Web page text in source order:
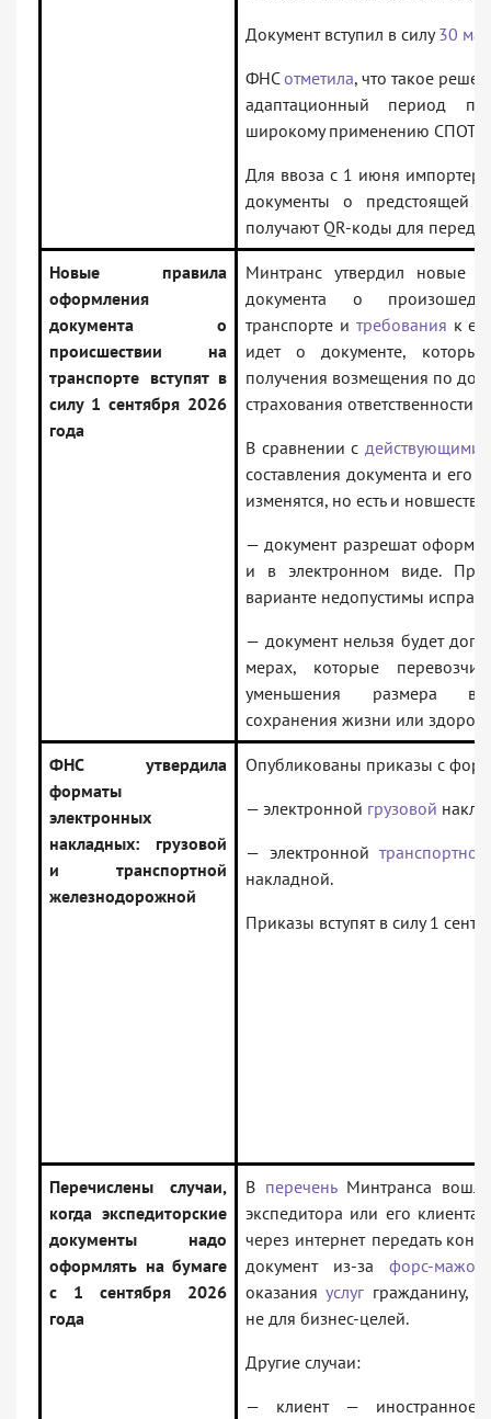
Документ вступил в силу30
ФНСотметила, что такое
адаптационный период
широкому применению СПОТ
Для ввоза с 1 июня
документы о предстоящей
получают QR-коды для
Новые правила
оформления
документа о
происшествии на
транспорте вступят в
силу 1 сентября 2026
года
Минтранс утвердил новые
документа о
транспорте и требования к
идет о документе, который
получения возмещения по
страхования ответственности
В сравнении с действующими
составления документа и его
изменятся, но есть и
— документ разрешат
и в электронном виде.
варианте недопустимы
— документ нельзя будет
мерах, которые
уменьшения размера
сохранения жизни или
ФНС утвердила
форматы
электронных
накладных: грузовой
и транспортной
железнодорожной
Опубликованы приказы с
— электронной грузовой
— электронной
накладной.
Приказы вступят в силу 1
Перечислены случаи,
когда экспедиторские
документы надо
оформлять на бумаге
с 1 сентября 2026
года
В переченьМинтранса вошли
экспедитора или его клиента
через интернет передать
документ из-за форс-
оказанияуслуг гражданину,
не для бизнес-целей.
Другие случаи:
— клиент — иностранное